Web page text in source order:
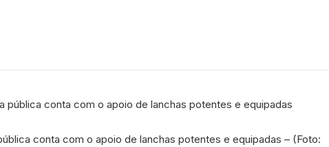
conta com o apoio de lanchas potentes e equipadas – (Foto: